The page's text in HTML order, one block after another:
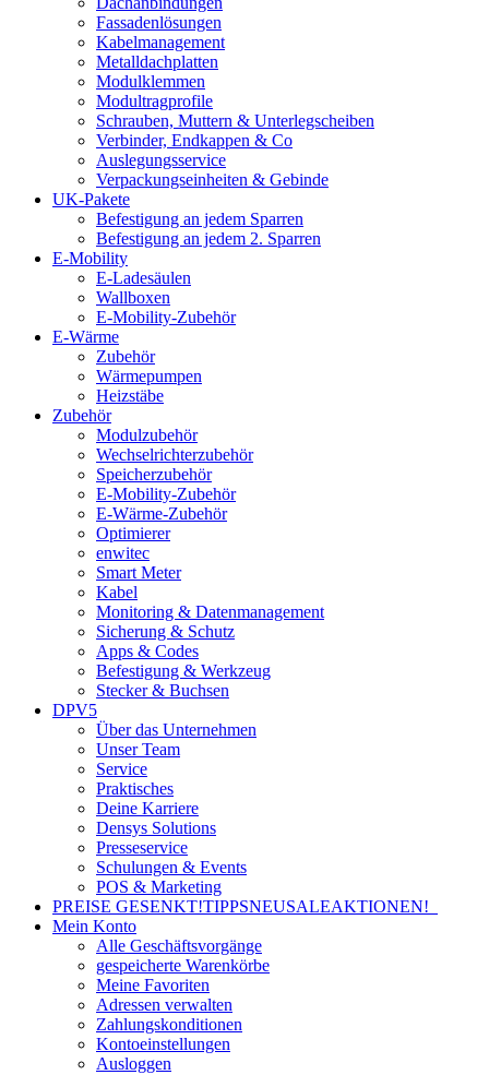
Fassadenlösungen
Kabelmanagement
Metalldachplatten
Modulklemmen
Modultragprofile
Schrauben, Muttern & Unterlegscheiben
Verbinder, Endkappen & Co
Auslegungsservice
Verpackungseinheiten & Gebinde
UK-Pakete
Befestigung an jedem Sparren
Befestigung an jedem 2. Sparren
E-Mobility
E-Ladesäulen
Wallboxen
E-Mobility-Zubehör
E-Wärme
Zubehör
Wärmepumpen
Heizstäbe
Zubehör
Modulzubehör
Wechselrichterzubehör
Speicherzubehör
E-Mobility-Zubehör
E-Wärme-Zubehör
Optimierer
enwitec
Smart Meter
Kabel
Monitoring & Datenmanagement
Sicherung & Schutz
Apps & Codes
Befestigung & Werkzeug
Stecker & Buchsen
DPV5
Über das Unternehmen
Unser Team
Service
Praktisches
Deine Karriere
Densys Solutions
Presseservice
Schulungen & Events
POS & Marketing
PREISE GESENKT!TIPPSNEUSALEAKTIONEN!
Mein Konto
Alle Geschäftsvorgänge
gespeicherte Warenkörbe
Meine Favoriten
Adressen verwalten
Zahlungskonditionen
Kontoeinstellungen
Ausloggen